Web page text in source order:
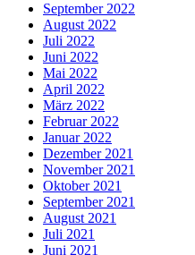
September 2022
August 2022
Juli 2022
Juni 2022
Mai 2022
April 2022
März 2022
Februar 2022
Januar 2022
Dezember 2021
November 2021
Oktober 2021
September 2021
August 2021
Juli 2021
Juni 2021